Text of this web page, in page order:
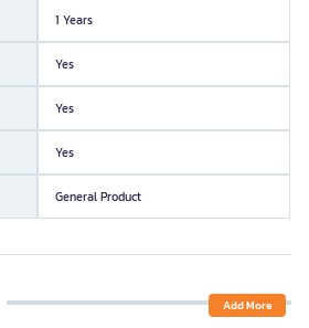
1 Years
Yes
Yes
Yes
General Product
Add More